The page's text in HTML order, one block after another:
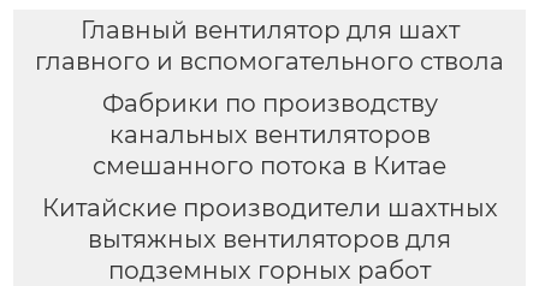
Главный вентилятор для шахт
главного и вспомогательного ствола
Фабрики по производству
канальных вентиляторов
смешанного потока в Китае
Китайские производители шахтных
вытяжных вентиляторов для
подземных горных работ